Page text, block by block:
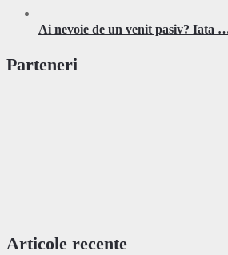
Ai nevoie de un venit pasiv? Iata
Parteneri
Articole recente